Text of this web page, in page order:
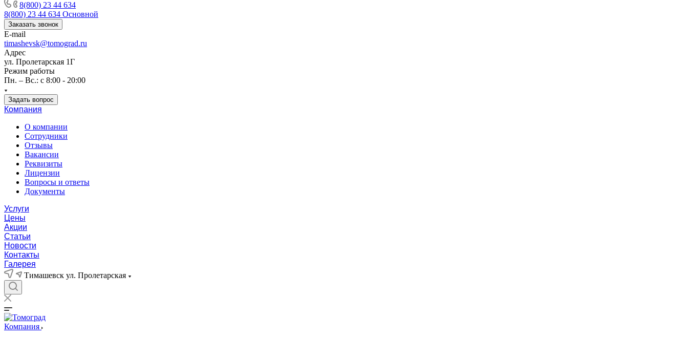
8(800) 23 44 634
8(800) 23 44 634 Основной
Заказать звонок
E-mail
timashevsk@tomograd.ru
Адрес
ул. Пролетарская 1Г
Режим работы
Пн. – Вс.: с 8:00 - 20:00
Задать вопрос
Компания
О компании
Сотрудники
Отзывы
Вакансии
Реквизиты
Лицензии
Вопросы и ответы
Документы
Услуги
Цены
Акции
Статьи
Новости
Контакты
Галерея
Тимашевск ул. Пролетарская
Компания